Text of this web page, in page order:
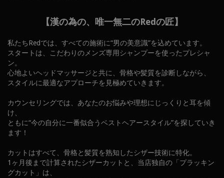
【漢の為の、唯一無二のRedの匠】
私たちRedでは、すべての施術に“男の美意識”を込めています。
スタートは、こだわりのメンズ専用シャンプーを使ったプレシャ
ン。
心地よいヘッドマッサージと共に、骨格や髪質を診断しながら、
スタイルに最適なアプローチを見極めていきます。
カウンセリングでは、あなたのお悩みや理想にじっくりと耳を傾
け、
ともに“今の自分に一番似合うベストヘアースタイル”を探していき
ます！
カットはすべて、骨格と髪質を熟知したシザー技術に特化。
1ヶ月後まで計算されたシザーカットと、当店独自の「プラッキン
グカット」は、